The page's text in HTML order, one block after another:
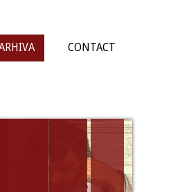
CONTACT